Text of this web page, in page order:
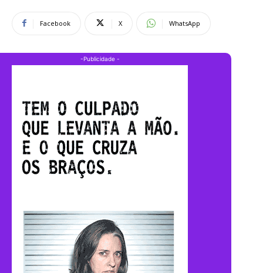
Facebook X WhatsApp
-Publicidade -